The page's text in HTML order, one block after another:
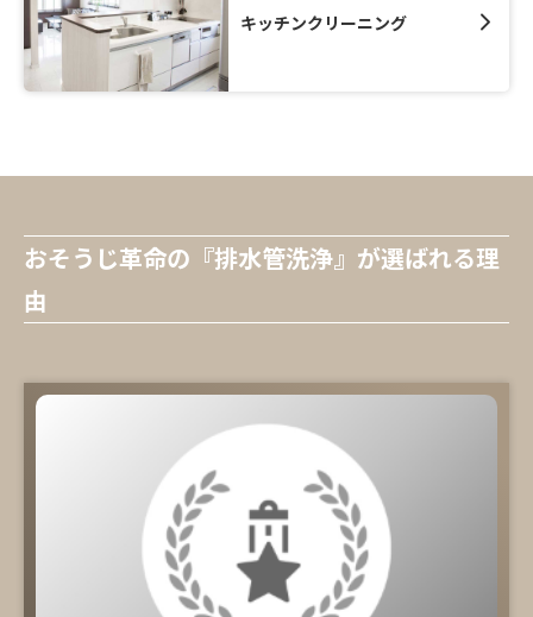
キッチンクリーニング
おそうじ革命の『排水管洗浄』が選ばれる理
由